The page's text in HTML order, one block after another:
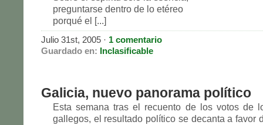
preguntarse dentro de lo etéreo
porqué el [...]
Julio 31st, 2005 · 1 comentario
Guardado en: Inclasificable
Galicia, nuevo panorama político
Esta semana tras el recuento de los votos de
gallegos, el resultado político se decanta a favor